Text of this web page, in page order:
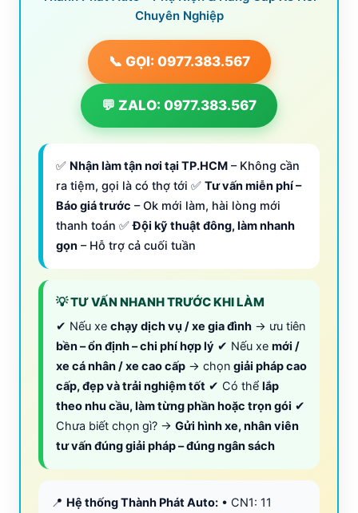
Chuyên Nghiệp
📞 GỌI: 0977.383.567
💬 ZALO: 0977.383.567
✅ Nhận làm tận nơi tại TP.HCM – Không cần
ra tiệm, gọi là có thợ tới ✅ Tư vấn miễn phí –
Báo giá trước – Ok mới làm, hài lòng mới
thanh toán ✅Đội kỹ thuật đông, làm nhanh
gọn – Hỗ trợ cả cuối tuần
💡 TƯ VẤN NHANH TRƯỚC KHI LÀM
✔ Nếu xe chạy dịch vụ / xe gia đình → ưu tiên
bền – ổn định – chi phí hợp lý ✔ Nếu xe mới /
xe cá nhân / xe cao cấp → chọn giải pháp cao
cấp, đẹp và trải nghiệm tốt ✔ Có thể lắp
theo nhu cầu, làm từng phần hoặc trọn gói ✔
Chưa biết chọn gì? → Gửi hình xe, nhân viên
tư vấn đúng giải pháp – đúng ngân sách
📍 Hệ thống Thành Phát Auto: • CN1: 11